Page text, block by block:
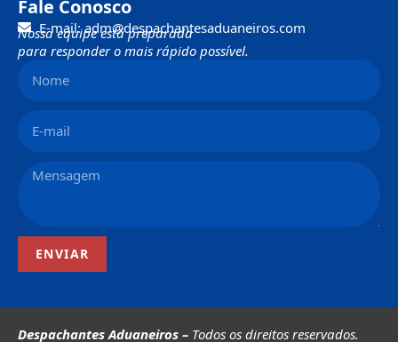
Fale Conosco
E-mail: adm@despachantesaduaneiros.com
Nossa equipe está preparada
para responder o mais rápido possível.
ENVIAR
Despachantes Aduaneiros – Todos os direitos reservados.